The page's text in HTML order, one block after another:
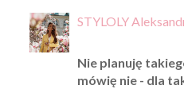
STYLOLY
Nie planuję
mówię nie - dla